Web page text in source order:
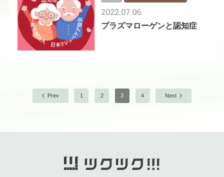
プラズマローゲンと認知症
2022.07.06
Prev 1 2 3 4 Next